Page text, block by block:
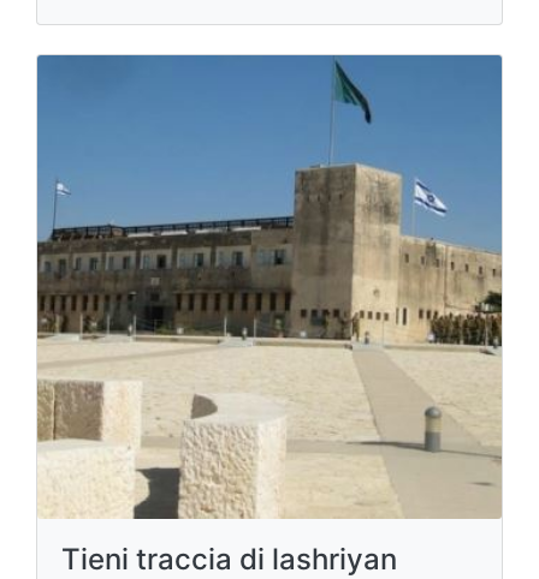
Tieni traccia di lashriyan